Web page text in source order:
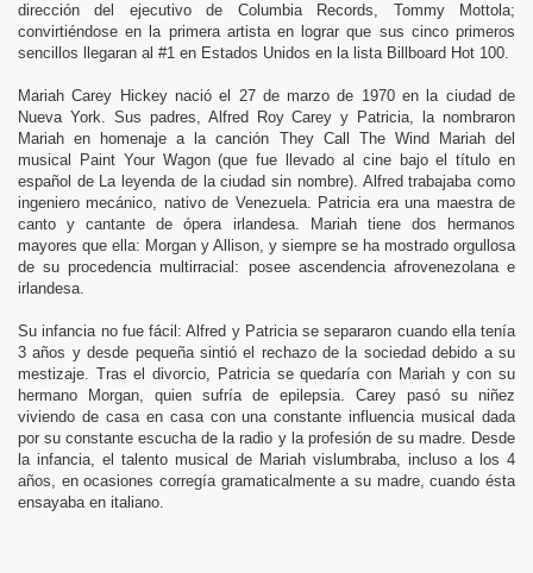
dirección del ejecutivo de Columbia Records, Tommy Mottola;
convirtiéndose en la primera artista en lograr que sus cinco primeros
sencillos llegaran al #1 en Estados Unidos en la lista Billboard Hot 100.
Mariah Carey Hickey nació el 27 de marzo de 1970 en la ciudad de
Nueva York. Sus padres, Alfred Roy Carey y Patricia, la nombraron
Mariah en homenaje a la canción They Call The Wind Mariah del
musical Paint Your Wagon (que fue llevado al cine bajo el título en
español de La leyenda de la ciudad sin nombre). Alfred trabajaba como
ingeniero mecánico, nativo de Venezuela. Patricia era una maestra de
canto y cantante de ópera irlandesa. Mariah tiene dos hermanos
mayores que ella: Morgan y Allison, y siempre se ha mostrado orgullosa
de su procedencia multirracial: posee ascendencia afrovenezolana e
irlandesa.
Su infancia no fue fácil: Alfred y Patricia se separaron cuando ella tenía
3 años y desde pequeña sintió el rechazo de la sociedad debido a su
mestizaje. Tras el divorcio, Patricia se quedaría con Mariah y con su
hermano Morgan, quien sufría de epilepsia. Carey pasó su niñez
viviendo de casa en casa con una constante influencia musical dada
por su constante escucha de la radio y la profesión de su madre. Desde
la infancia, el talento musical de Mariah vislumbraba, incluso a los 4
años, en ocasiones corregía gramaticalmente a su madre, cuando ésta
ensayaba en italiano.